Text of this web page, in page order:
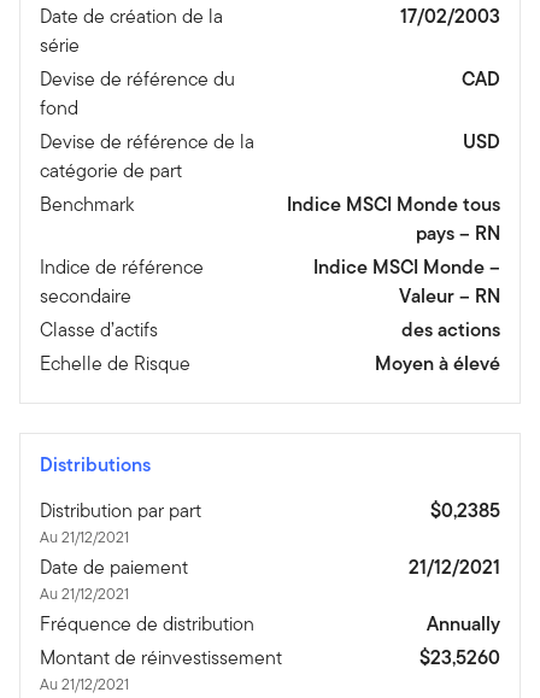
Date de création de la
série
17/02/2003
Devise de référence du
fond
CAD
Devise de référence de la
catégorie de part
USD
Benchmark
Indice MSCI Monde tous
pays – RN
Indice de référence
secondaire
Indice MSCI Monde –
Valeur – RN
Classe d’actifs
des actions
Echelle de Risque
Moyen à élevé
Distributions
Distribution par part
Au 21/12/2021
$0,2385
Date de paiement
Au 21/12/2021
21/12/2021
Fréquence de distribution
Annually
Montant de réinvestissement
Au 21/12/2021
$23,5260